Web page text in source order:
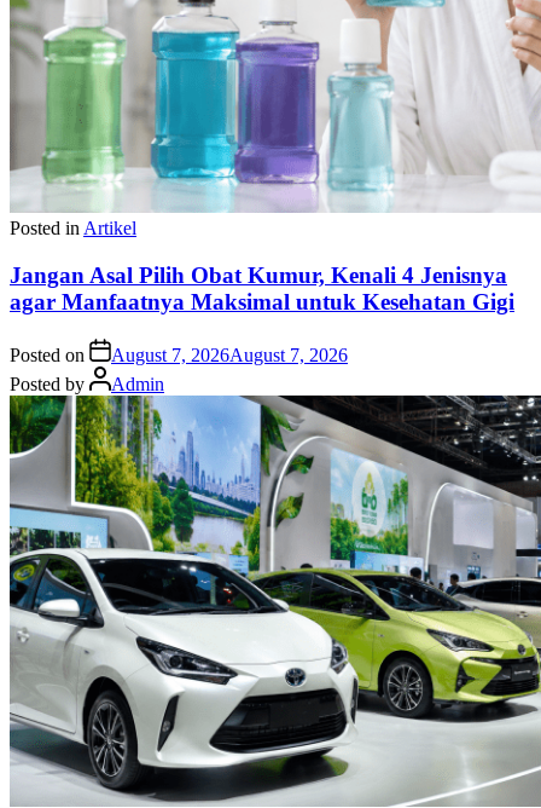
Posted in Artikel
Jangan Asal Pilih Obat Kumur, Kenali 4 Jenisnya
agar Manfaatnya Maksimal untuk Kesehatan Gigi
Posted on August 7, 2026August 7, 2026
Posted by
Admin